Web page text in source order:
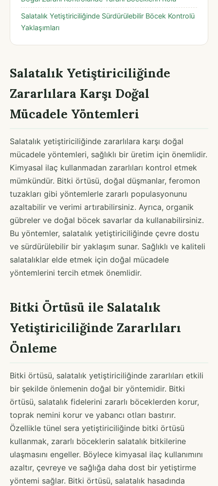
Salatalık Yetiştiriciliğinde Sürdürülebilir Böcek Kontrolü
Yaklaşımları
Salatalık Yetiştiriciliğinde
Zararlılara Karşı Doğal
Mücadele Yöntemleri
Salatalık yetiştiriciliğinde zararlılara karşı doğal
mücadele yöntemleri, sağlıklı bir üretim için önemlidir.
Kimyasal ilaç kullanmadan zararlıları kontrol etmek
mümkündür. Bitki örtüsü, doğal düşmanlar, feromon
tuzakları gibi yöntemlerle zararlı populasyonunu
azaltabilir ve verimi artırabilirsiniz. Ayrıca, organik
gübreler ve doğal böcek savarlar da kullanabilirsiniz.
Bu yöntemler, salatalık yetiştiriciliğinde çevre dostu
ve sürdürülebilir bir yaklaşım sunar. Sağlıklı ve kaliteli
salatalıklar elde etmek için doğal mücadele
yöntemlerini tercih etmek önemlidir.
Bitki Örtüsü ile Salatalık
Yetiştiriciliğinde Zararlıları
Önleme
Bitki örtüsü, salatalık yetiştiriciliğinde zararlıları etkili
bir şekilde önlemenin doğal bir yöntemidir. Bitki
örtüsü, salatalık fidelerini zararlı böceklerden korur,
toprak nemini korur ve yabancı otları bastırır.
Özellikle tünel sera yetiştiriciliğinde bitki örtüsü
kullanmak, zararlı böceklerin salatalık bitkilerine
ulaşmasını engeller. Böylece kimyasal ilaç kullanımını
azaltır, çevreye ve sağlığa daha dost bir yetiştirme
yöntemi sağlar. Bitki örtüsü, salatalık hasadında